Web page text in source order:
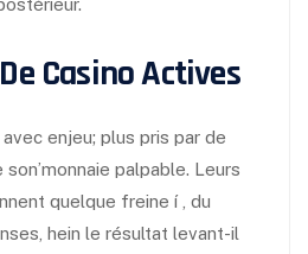
Casino Actives
enjeu; plus pris par de
palpable. Leurs
quelque freine í , du
hein le résultat levant-il